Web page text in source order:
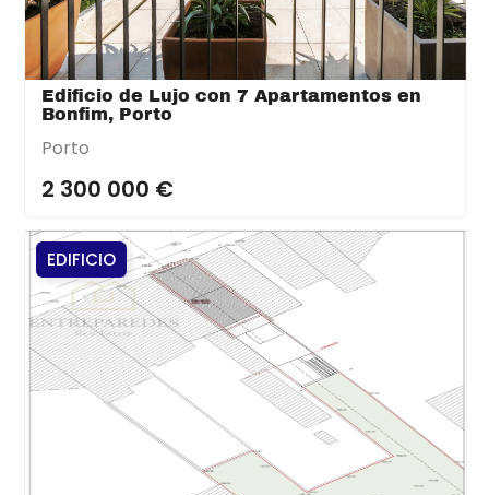
Edificio de Lujo con 7 Apartamentos en
Bonfim, Porto
Porto
2 300 000 €
EDIFICIO